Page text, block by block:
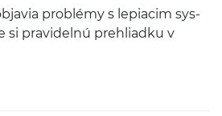
prob­lémy s lep­iacim sys­
si pravidelnú prehli­adku v
prehliadky tavného lepidla